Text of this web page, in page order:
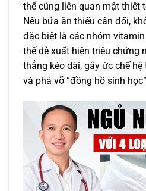
thể cũng liên quan mật thiết
Nếu bữa ăn thiếu cân đối,
đặc biệt là các nhóm vitamin
thể dễ xuất hiện triệu chứng
thẳng kéo dài, gây ức chế
và phá vỡ “đồng hồ sinh